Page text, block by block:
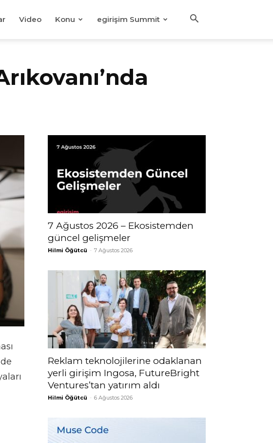
Video Konu egirişim Summit
7 Ağustos 2026 – Ekosistemden
güncel gelişmeler
Hilmi Öğütcü - 7 Ağustos 2026
Reklam teknolojilerine odaklanan
yerli girişim Ingosa, FutureBright
Ventures’tan yatırım aldı
Hilmi Öğütcü - 6 Ağustos 2026